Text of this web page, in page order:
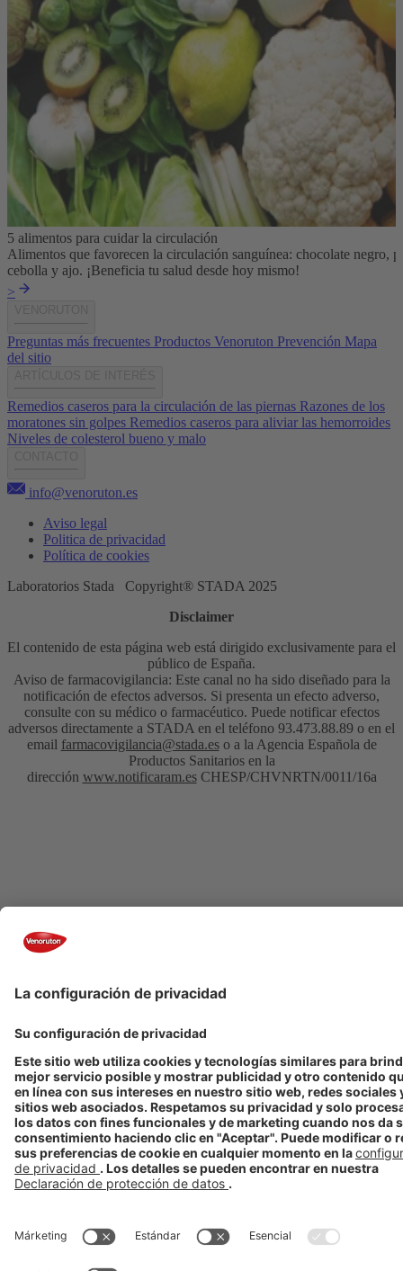
5 alimentos para cuidar la circulación
Alimentos que favorecen la circulación sanguínea: chocolate negro,
cebolla y ajo. ¡Beneficia tu salud desde hoy mismo!
>
Preguntas más frecuentes Productos Venoruton Prevención Mapa
del sitio
Remedios caseros para la circulación de las piernas Razones de los
moratones sin golpes Remedios caseros para aliviar las hemorroides
Niveles de colesterol bueno y malo
info@venoruton.es
Aviso legal
Politica de privacidad
Política de cookies
Laboratorios Stada Copyright® STADA 2025
Disclaimer
El contenido de esta página web está dirigido exclusivamente para el
público de España.
Aviso de farmacovigilancia: Este canal no ha sido diseñado para la
notificación de efectos adversos. Si presenta un efecto adverso,
consulte con su médico o farmacéutico. Puede notificar efectos
adversos directamente a STADA en el teléfono 93.473.88.89 o en el
email farmacovigilancia@stada.eso a la Agencia Española de
Productos Sanitarios en la
dirección www.notificaram.esCHESP/CHVNRTN/0011/16a